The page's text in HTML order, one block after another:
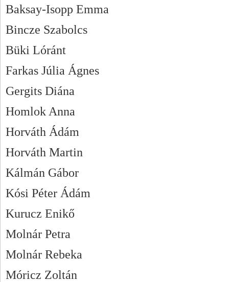
Baksay-Isopp Emma
Bincze Szabolcs
Büki Lóránt
Farkas Júlia Ágnes
Gergits Diána
Homlok Anna
Horváth Ádám
Horváth Martin
Kálmán Gábor
Kósi Péter Ádám
Kurucz Enikő
Molnár Petra
Molnár Rebeka
Móricz Zoltán